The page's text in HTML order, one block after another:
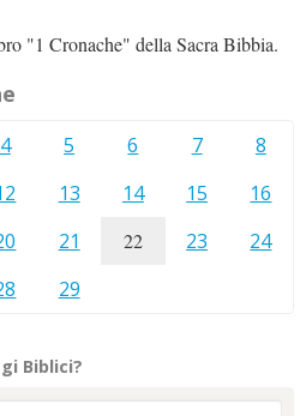
"1 Cronache" della Sacra Bibbia.
4 5 6 7
8
13 14 15
16
21 22 23
24
29
Biblici?